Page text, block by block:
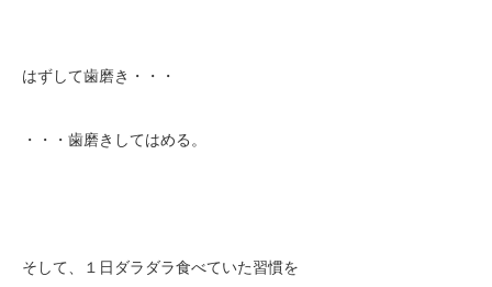
はずして歯磨き・・・
・・・歯磨きしてはめる。
そして、１日ダラダラ食べていた習慣を